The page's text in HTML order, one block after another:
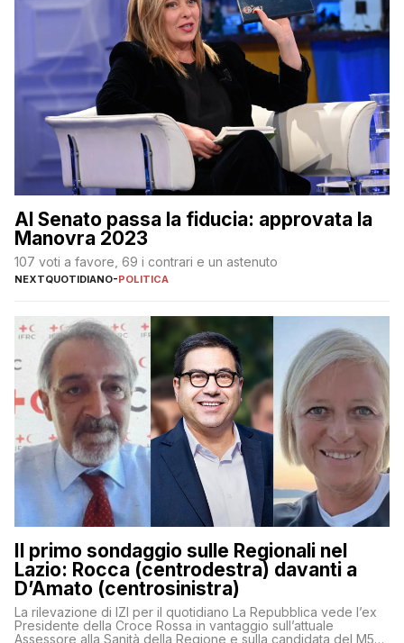
Al Senato passa la fiducia: approvata la
Manovra 2023
107 voti a favore, 69 i contrari e un astenuto
NEXTQUOTIDIANO-POLITICA
Il primo sondaggio sulle Regionali nel
Lazio: Rocca (centrodestra) davanti a
D’Amato (centrosinistra)
La rilevazione di IZI per il quotidiano La Repubblica vede l’ex
Presidente della Croce Rossa in vantaggio sull’attuale
Assessore alla Sanità della Regione e sulla candidata del M5S